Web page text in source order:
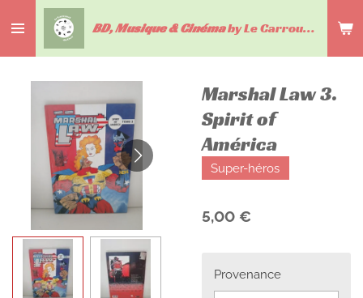
au
contenu
BD, Musique & Cinémaby Le Carrousel du livre
Marshal Law 3.
Spirit of
América
Super-héros
5,00 €
Provenance